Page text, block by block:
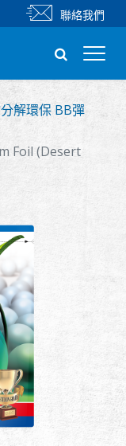
聯絡我們
解環保 BB彈
Foil (Desert